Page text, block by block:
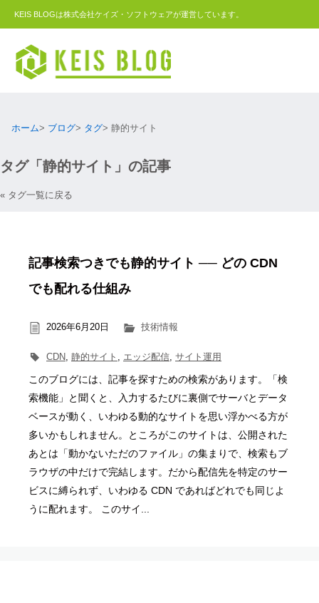
KEIS BLOGは株式会社ケイズ・ソフトウェアが運営しています。
ホーム ブログ タグ 静的サイト
タグ「静的サイト」の記事
« タグ一覧に戻る
記事検索つきでも静的サイト ── どの CDN
でも配れる仕組み
2026年6月20日 技術情報
CDN 静的サイト エッジ配信 サイト運用
このブログには、記事を探すための検索があります。「検
索機能」と聞くと、入力するたびに裏側でサーバとデータ
ベースが動く、いわゆる動的なサイトを思い浮かべる方が
多いかもしれません。ところがこのサイトは、公開された
あとは「動かないただのファイル」の集まりで、検索もブ
ラウザの中だけで完結します。だから配信先を特定のサー
ビスに縛られず、いわゆる CDN であればどれでも同じよ
うに配れます。 このサイ...